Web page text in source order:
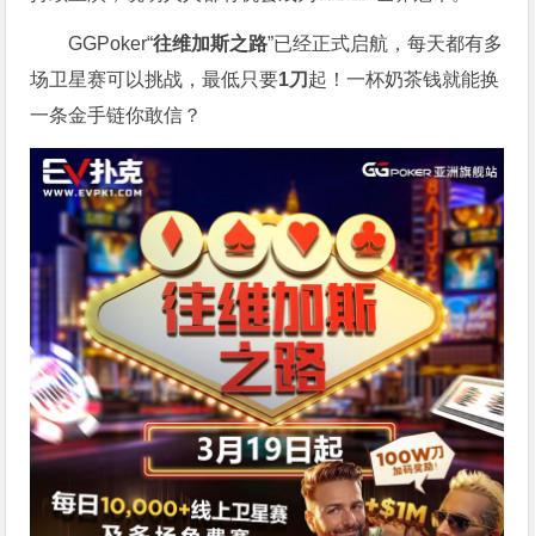
GGPoker“往维加斯之路”已经正式启航，每天都有多
场卫星赛可以挑战，最低只要1刀 起！一杯奶茶钱就能换
一条金手链你敢信？